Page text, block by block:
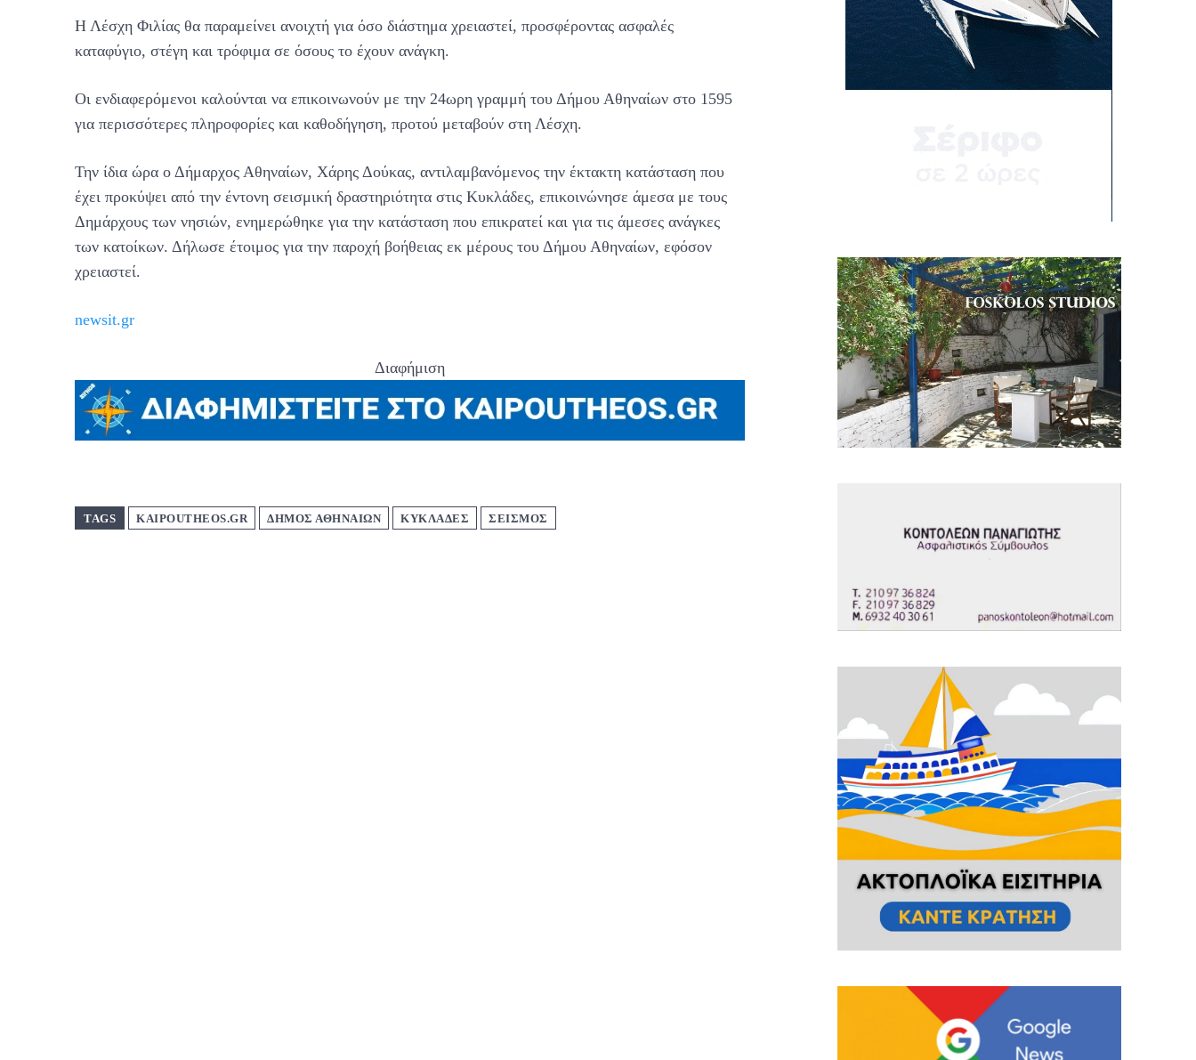
Η Λέσχη Φιλίας θα παραμείνει ανοιχτή για όσο διάστημα χρειαστεί, προσφέροντας ασφαλές
καταφύγιο, στέγη και τρόφιμα σε όσους το έχουν ανάγκη.
Οι ενδιαφερόμενοι καλούνται να επικοινωνούν με την 24ωρη γραμμή του Δήμου Αθηναίων στο 1595
για περισσότερες πληροφορίες και καθοδήγηση, προτού μεταβούν στη Λέσχη.
Την ίδια ώρα ο Δήμαρχος Αθηναίων, Χάρης Δούκας, αντιλαμβανόμενος την έκτακτη κατάσταση που
έχει προκύψει από την έντονη σεισμική δραστηριότητα στις Κυκλάδες, επικοινώνησε άμεσα με τους
Δημάρχους των νησιών, ενημερώθηκε για την κατάσταση που επικρατεί και για τις άμεσες ανάγκες
των κατοίκων. Δήλωσε έτοιμος για την παροχή βοήθειας εκ μέρους του Δήμου Αθηναίων, εφόσον
χρειαστεί.
newsit.gr
Διαφήμιση
TAGS KAIPOUTHEOS.GR ΔΗΜΟΣ ΑΘΗΝΑΙΩΝ ΚΥΚΛΑΔΕΣ ΣΕΙΣΜΟΣ